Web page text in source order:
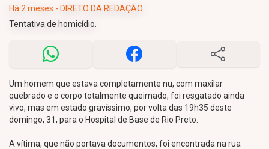
Há 2 meses - DIRETO DA REDAÇÃO
Tentativa de homicídio.
Um homem que estava completamente nu, com maxilar
quebrado e o corpo totalmente queimado, foi resgatado ainda
vivo, mas em estado gravíssimo, por volta das 19h35 deste
domingo, 31, para o Hospital de Base de Rio Preto.
A vítima, que não portava documentos, foi encontrada na rua